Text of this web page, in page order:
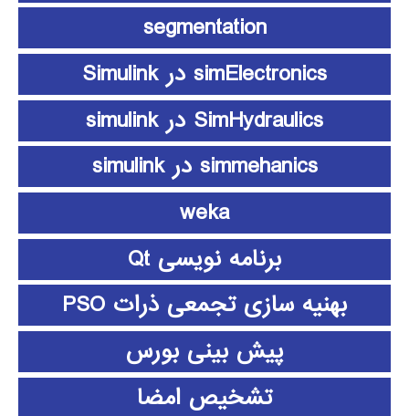
segmentation
simElectronics در Simulink
SimHydraulics در simulink
simmehanics در simulink
weka
برنامه نویسی Qt
بهنیه سازی تجمعی ذرات PSO
پیش بینی بورس
تشخیص امضا